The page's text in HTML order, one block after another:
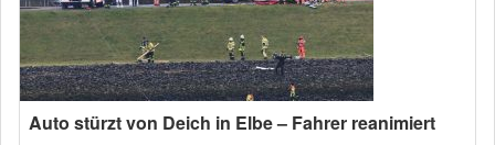
Auto stürzt von Deich in Elbe – Fahrer reanimiert